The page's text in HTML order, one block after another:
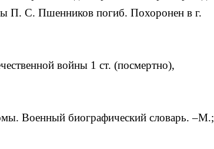
П. С. Пшенников погиб. Похоронен в г.
войны 1 ст. (посмертно),
Военный биографический словарь. –М.;